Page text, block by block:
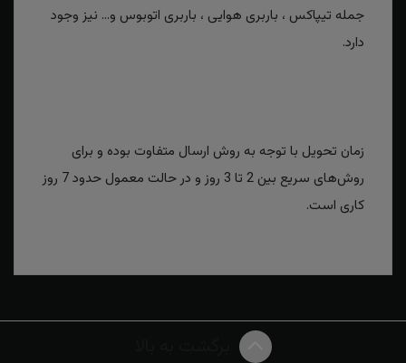
جمله تیپاکس ، باربری هوایی ، باربری اتوبوس و... نیز وجود
دارد.
زمان تحویل با توجه به روش ارسال متفاوت بوده و برای
روش‌های سریع بین 2 تا 3 روز و در حالت معمول حدود 7 روز
کاری است.